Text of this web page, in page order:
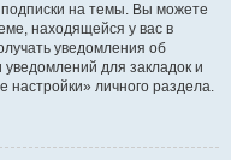
на темы. Вы можете
находящейся у вас в
уведомления об
для закладок и
настройки» личного раздела.